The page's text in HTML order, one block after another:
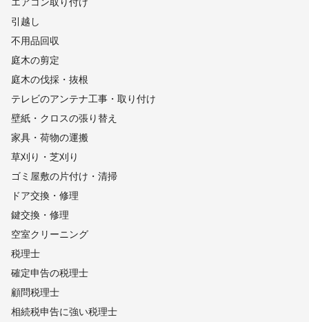
引越し
不用品回収
庭木の剪定
庭木の伐採・抜根
テレビのアンテナ工事・取り付け
壁紙・クロスの張り替え
家具・荷物の運搬
草刈り・芝刈り
ゴミ屋敷の片付け・清掃
ドア交換・修理
鍵交換・修理
空室クリーニング
税理士
確定申告の税理士
顧問税理士
相続税申告に強い税理士